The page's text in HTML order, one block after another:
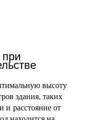
высоту
здания, таких
и расстояние от